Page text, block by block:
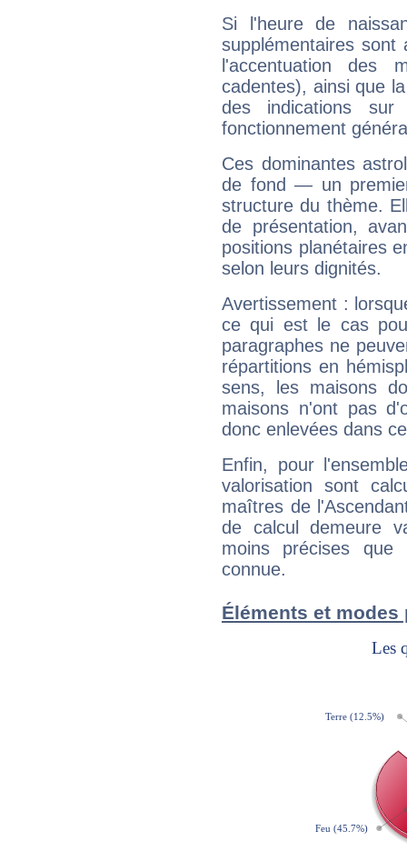
Si l'heure de
supplémentaires sont
l'accentuation des
cadentes), ainsi que
des indications sur
fonctionnement
Ces dominantes
de fond — un
structure du thème.
de présentation,
positions planétaires
selon leurs dignités.
Avertissement :
ce qui est le cas
paragraphes ne
répartitions en
sens, les maisons
maisons n'ont pas
donc enlevées dans
Enfin, pour
valorisation sont
maîtres de
de calcul demeure
moins précises que
connue.
Éléments et modes